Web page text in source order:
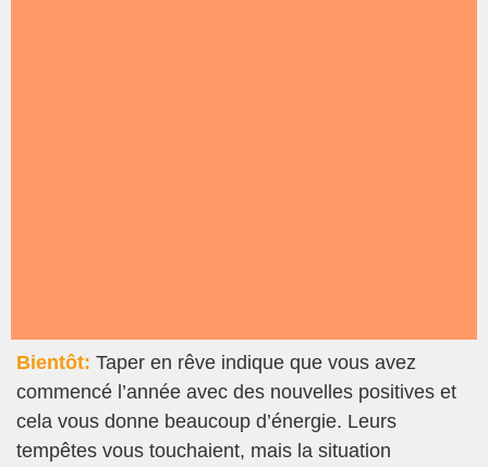
Bientôt: Taper en rêve indique que vous avez
commencé l’année avec des nouvelles positives et
cela vous donne beaucoup d’énergie. Leurs
tempêtes vous touchaient, mais la situation